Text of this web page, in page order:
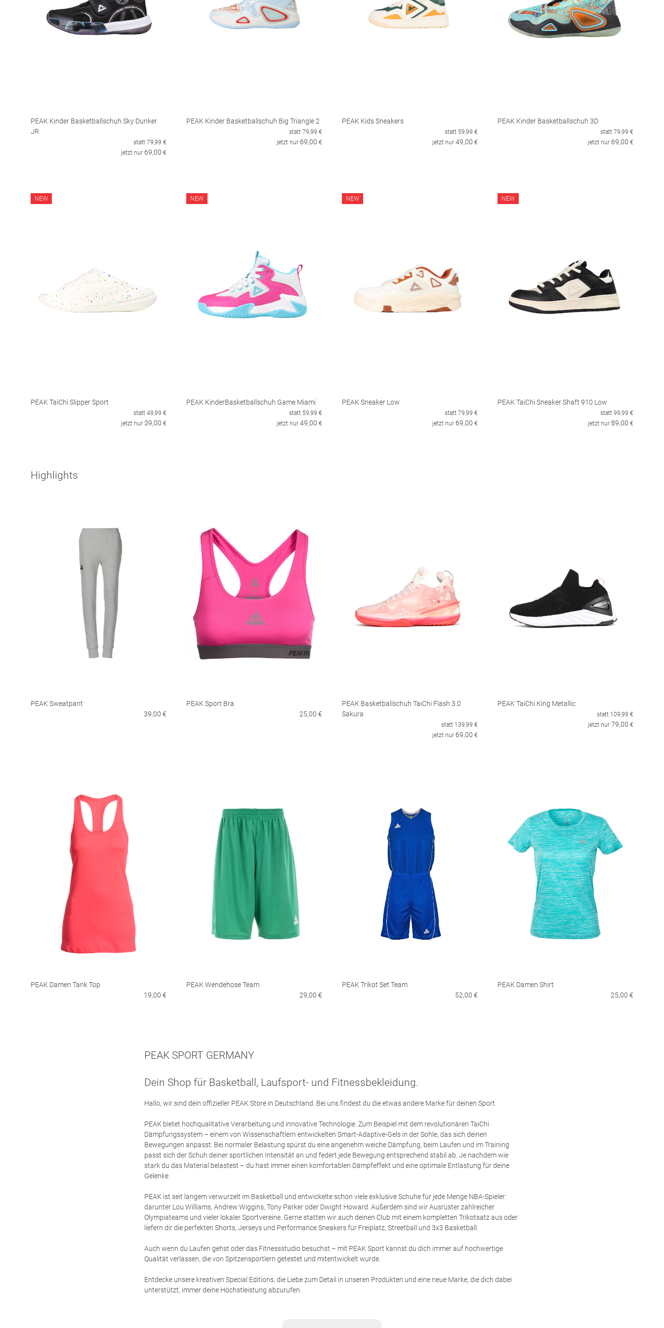
PEAK Kinder Basketballschuh Sky Dunker
JR
statt 79,99 €
jetzt nur 69,00 €
PEAK Kinder Basketballschuh Big Triangle 2
statt 79,99 €
jetzt nur 69,00 €
PEAK Kids Sneakers
statt 59,99 €
jetzt nur 49,00 €
PEAK Kinder Basketballschuh 3D
statt 79,99 €
jetzt nur 69,00 €
NEW
PEAK TaiChi Slipper Sport
statt 49,99 €
jetzt nur 39,00 €
NEW
PEAK KinderBasketballschuh Game Miami
statt 59,99 €
jetzt nur 49,00 €
NEW
PEAK Sneaker Low
statt 79,99 €
jetzt nur 69,00 €
NEW
PEAK TaiChi Sneaker Shaft 910 Low
statt 99,99 €
jetzt nur 89,00 €
Highlights
PEAK Sweatpant
39,00 €
PEAK Sport Bra
25,00 €
PEAK Basketballschuh TaiChi Flash 3.0
Sakura
statt 139,99 €
jetzt nur 69,00 €
PEAK TaiChi King Metallic
statt 109,99 €
jetzt nur 79,00 €
PEAK Damen Tank Top
19,00 €
PEAK Wendehose Team
29,00 €
PEAK Trikot Set Team
52,00 €
PEAK Damen Shirt
25,00 €
PEAK SPORT GERMANY
Dein Shop für Basketball, Laufsport- und Fitnessbekleidung.
Hallo, wir sind dein offizieller PEAK Store in Deutschland. Bei uns findest du die etwas andere Marke für deinen Sport.
PEAK bietet hochqualitative Verarbeitung und innovative Technologie. Zum Beispiel mit dem revolutionären TaiChi
Dämpfungssystem – einem von Wissenschaftlern entwickelten Smart-Adaptive-Gels in der Sohle, das sich deinen
Bewegungen anpasst: Bei normaler Belastung spürst du eine angenehm weiche Dämpfung, beim Laufen und im Training
passt sich der Schuh deiner sportlichen Intensität an und federt jede Bewegung entsprechend stabil ab. Je nachdem wie
stark du das Material belastest – du hast immer einen komfortablen Dämpfeffekt und eine optimale Entlastung für deine
Gelenke.
PEAK ist seit langem verwurzelt im Basketball und entwickelte schon viele exklusive Schuhe für jede Menge NBA-Spieler:
darunter Lou Williams, Andrew Wiggins, Tony Parker oder Dwight Howard. Außerdem sind wir Ausrüster zahlreicher
Olympiateams und vieler lokaler Sportvereine. Gerne statten wir auch deinen Club mit einem kompletten Trikotsatz aus oder
liefern dir die perfekten Shorts, Jerseys und Performance Sneakers für Freiplatz, Streetball und 3x3 Basketball.
Auch wenn du Laufen gehst oder das Fitnessstudio besuchst – mit PEAK Sport kannst du dich immer auf hochwertige
Qualität verlassen, die von Spitzensportlern getestet und mitentwickelt wurde.
Entdecke unsere kreativen Special Editions, die Liebe zum Detail in unseren Produkten und eine neue Marke, die dich dabei
unterstützt, immer deine Höchstleistung abzurufen.